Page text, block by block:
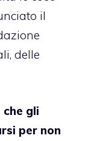
il
delle
gli
per non